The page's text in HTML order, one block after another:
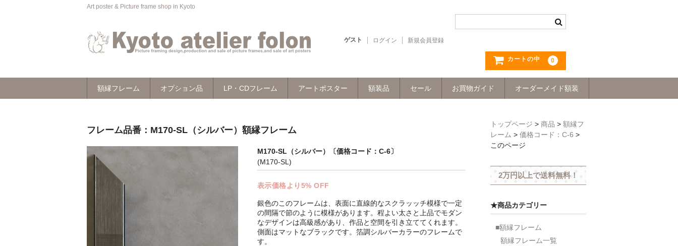
Art poster & Picture frame shop in Kyoto
ゲスト ログイン 新規会員登録
カートの中 0
額縁フレーム オプション品 LP・CDフレーム アートポスター 額装品 セール お買物ガイド オーダーメイド額装
フレーム品番：M170-SL（シルバー）額縁フレーム
M170-SL（シルバー）〔価格コード：C-6〕
(M170-SL)
表示価格より5% OFF
銀色のこのフレームは、表面に直線的なスクラッッチ模様で一定
の間隔で節のように模様があります。程よい太さと上品でモダン
なデザインは高級感があり、作品と空間を引き立ててくれます。
側面はマットなブラックです。箔調シルバーカラーのフレームで
す。
トップページ > 商品 > 額縁フ
レーム > 価格コード：C-6 >
このページ
2万円以上で送料無料！
★商品カテゴリー
■額縁フレーム
額縁フレーム一覧